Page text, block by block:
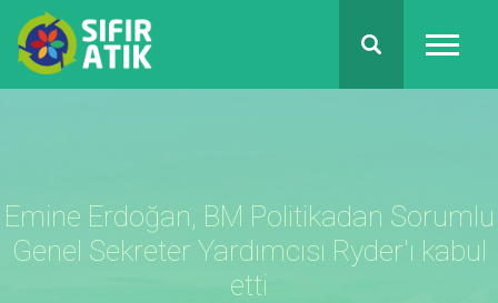
Emine Erdoğan, BM Politikadan Sorumlu
Genel Sekreter Yardımcısı Ryder'ı kabul
etti